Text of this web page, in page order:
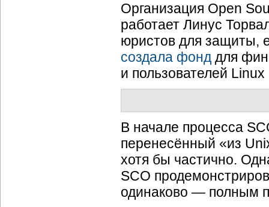
Организация Open
работает Линус
юристов для защиты,
создала фонд для
и пользователей
В начале процесса
перенесённый «из
хотя бы частично.
SCO
одинаково — полным